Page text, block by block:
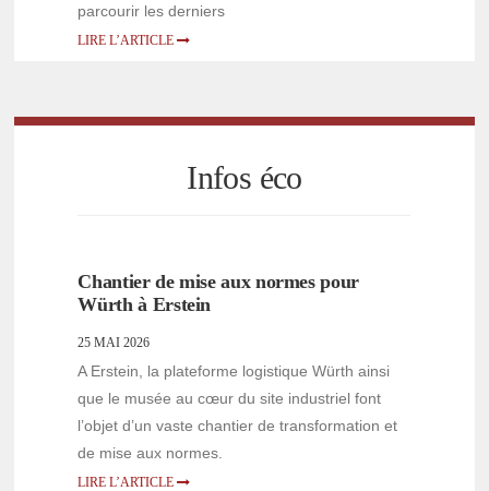
parcourir les derniers
LIRE L’ARTICLE
Infos éco
Chantier de mise aux normes pour
Würth à Erstein
25 MAI 2026
A Erstein, la plateforme logistique Würth ainsi
que le musée au cœur du site industriel font
l’objet d’un vaste chantier de transformation et
de mise aux normes.
LIRE L’ARTICLE